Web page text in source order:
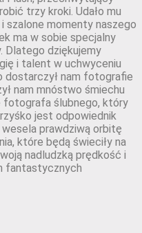
trzy kroki. Udało mu
szalone momenty naszego
ma w sobie specjalny
Dlatego dziękujemy
i talent w uchwyceniu
nam fotografie
nam mnóstwo śmiechu
fotografa ślubnego, który
jest odpowiednik
wesela prawdziwą orbitę
które będą świeciły na
nadludzką prędkość i
fantastycznych